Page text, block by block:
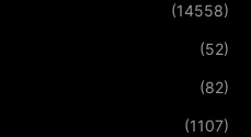
(14558)
(52)
(82)
(1107)